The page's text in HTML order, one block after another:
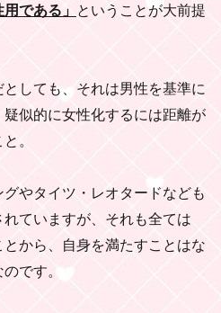
用である」 ということが大前提
しても、それは男性を基準に
似的に女性化するには距離が
。
やタイツ・レオタードなども
ていますが、それも全ては
とから、自身を満たすことはな
です。